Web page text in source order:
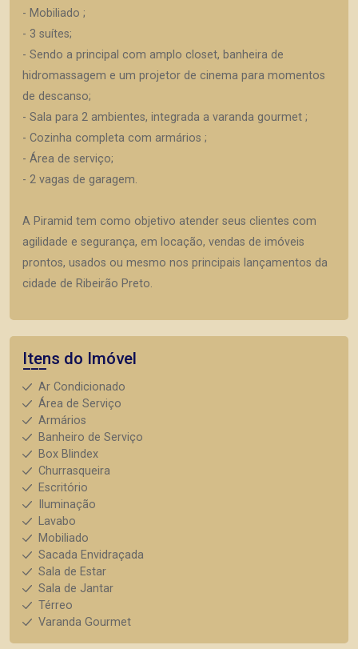
- Mobiliado ;
- 3 suítes;
- Sendo a principal com amplo closet, banheira de
hidromassagem e um projetor de cinema para momentos
de descanso;
- Sala para 2 ambientes, integrada a varanda gourmet ;
- Cozinha completa com armários ;
- Área de serviço;
- 2 vagas de garagem.
A Piramid tem como objetivo atender seus clientes com
agilidade e segurança, em locação, vendas de imóveis
prontos, usados ou mesmo nos principais lançamentos da
cidade de Ribeirão Preto.
Itens do Imóvel
Ar Condicionado
Área de Serviço
Armários
Banheiro de Serviço
Box Blindex
Churrasqueira
Escritório
Iluminação
Lavabo
Mobiliado
Sacada Envidraçada
Sala de Estar
Sala de Jantar
Térreo
Varanda Gourmet